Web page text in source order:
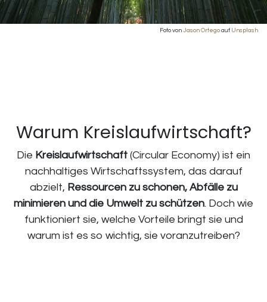
Foto von Jason Ortego auf Unsplash
Warum Kreislaufwirtschaft?
Die Kreislaufwirtschaft (Circular Economy) ist ein
nachhaltiges Wirtschaftssystem, das darauf
abzielt, Ressourcen zu schonen, Abfälle zu
minimieren und die Umwelt zu schützen. Doch wie
funktioniert sie, welche Vorteile bringt sie und
warum ist es so wichtig, sie voranzutreiben?